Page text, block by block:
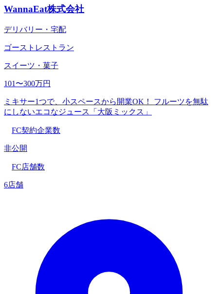
WannaEat株式会社
デリバリー・宅配
ゴーストレストラン
スイーツ・菓子
101〜300万円
ミキサー1つで、小スペースから開業OK！ フルーツを無駄
にしないエコなジュース「大阪ミックス」
FC契約企業数
非公開
FC店舗数
6店舗